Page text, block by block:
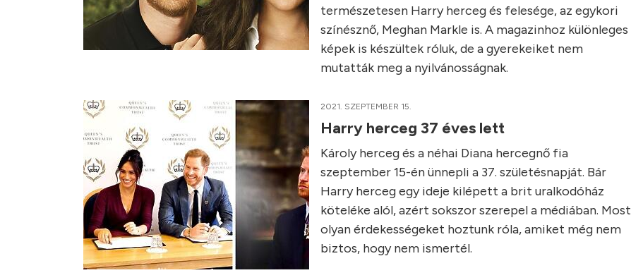
természetesen Harry herceg és felesége, az egykori
színésznő, Meghan Markle is. A magazinhoz különleges
képek is készültek róluk, de a gyerekeiket nem
mutatták meg a nyilvánosságnak.
2021. SZEPTEMBER 15.
Harry herceg 37 éves lett
Károly herceg és a néhai Diana hercegnő fia
szeptember 15-én ünnepli a 37. születésnapját. Bár
Harry herceg egy ideje kilépett a brit uralkodóház
köteléke alól, azért sokszor szerepel a médiában. Most
olyan érdekességeket hoztunk róla, amiket még nem
biztos, hogy nem ismertél.